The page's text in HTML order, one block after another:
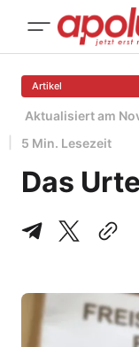
Artikel
Aktualisiert am
5 Min. Lesezeit
Das